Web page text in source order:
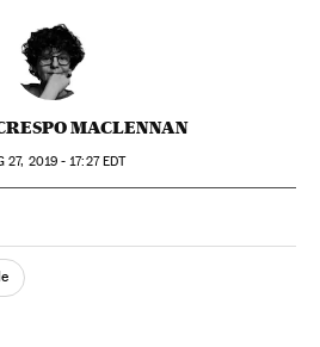
MACLENNAN
27, 2019 - 17:27EDT
Redes Sociales